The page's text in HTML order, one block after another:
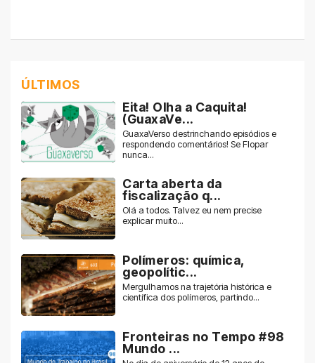
ÚLTIMOS
Eita! Olha a Caquita!
(GuaxaVe...
GuaxaVerso destrinchando episódios e
respondendo comentários! Se Flopar
nunca...
Carta aberta da
fiscalização q...
Olá a todos. Talvez eu nem precise
explicar muito...
Polímeros: química,
geopolític...
Mergulhamos na trajetória histórica e
científica dos polímeros, partindo...
Fronteiras no Tempo #98
Mundo ...